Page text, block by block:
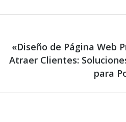
«Diseño de Página Web
Atraer Clientes:
para